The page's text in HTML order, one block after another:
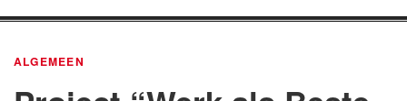
ALGEMEEN